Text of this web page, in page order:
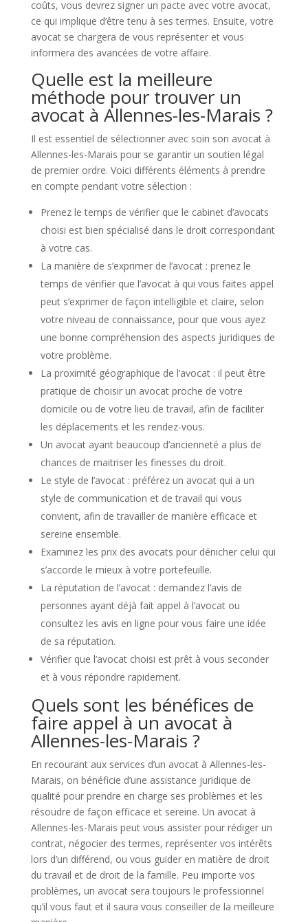
coûts, vous devrez signer un pacte avec votre avocat,
ce qui implique d’être tenu à ses termes. Ensuite, votre
avocat se chargera de vous représenter et vous
informera des avancées de votre affaire.
Quelle est la meilleure
méthode pour trouver un
avocat à Allennes-les-Marais ?
Il est essentiel de sélectionner avec soin son avocat à
Allennes-les-Marais pour se garantir un soutien légal
de premier ordre. Voici différents éléments à prendre
en compte pendant votre sélection :
Prenez le temps de vérifier que le cabinet d’avocats
choisi est bien spécialisé dans le droit correspondant
à votre cas.
La manière de s’exprimer de l’avocat : prenez le
temps de vérifier que l’avocat à qui vous faites appel
peut s’exprimer de façon intelligible et claire, selon
votre niveau de connaissance, pour que vous ayez
une bonne compréhension des aspects juridiques de
votre problème.
La proximité géographique de l’avocat : il peut être
pratique de choisir un avocat proche de votre
domicile ou de votre lieu de travail, afin de faciliter
les déplacements et les rendez-vous.
Un avocat ayant beaucoup d’ancienneté a plus de
chances de maitriser les finesses du droit.
Le style de l’avocat : préférez un avocat qui a un
style de communication et de travail qui vous
convient, afin de travailler de manière efficace et
sereine ensemble.
Examinez les prix des avocats pour dénicher celui qui
s’accorde le mieux à votre portefeuille.
La réputation de l’avocat : demandez l’avis de
personnes ayant déjà fait appel à l’avocat ou
consultez les avis en ligne pour vous faire une idée
de sa réputation.
Vérifier que l’avocat choisi est prêt à vous seconder
et à vous répondre rapidement.
Quels sont les bénéfices de
faire appel à un avocat à
Allennes-les-Marais ?
En recourant aux services d’un avocat à Allennes-les-
Marais, on bénéficie d’une assistance juridique de
qualité pour prendre en charge ses problèmes et les
résoudre de façon efficace et sereine. Un avocat à
Allennes-les-Marais peut vous assister pour rédiger un
contrat, négocier des termes, représenter vos intérêts
lors d’un différend, ou vous guider en matière de droit
du travail et de droit de la famille. Peu importe vos
problèmes, un avocat sera toujours le professionnel
qu’il vous faut et il saura vous conseiller de la meilleure